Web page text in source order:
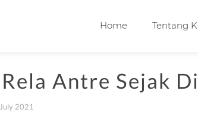
Home Tentang
Antre Sejak
2021